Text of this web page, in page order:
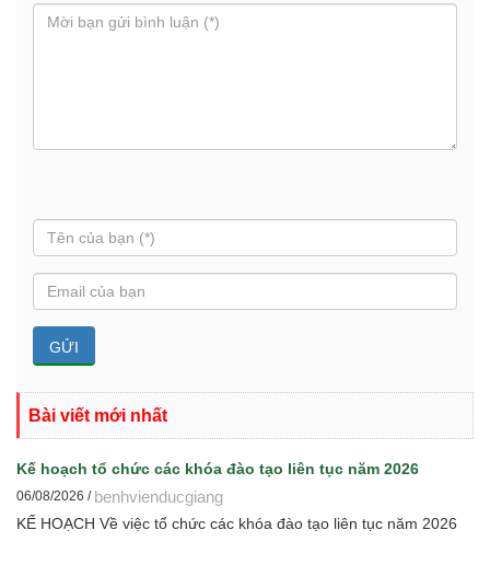
Bài viết mới nhất
Kế hoạch tổ chức các khóa đào tạo liên tục năm 2026
06/08/2026 / benhvienducgiang
KẾ HOẠCH Về việc tổ chức các khóa đào tạo liên tục năm 2026